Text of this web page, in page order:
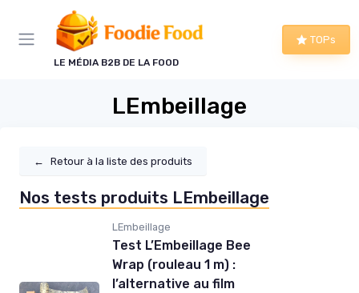
LE MÉDIA B2B DE LA FOOD
TOPs
LEmbeillage
← Retour à la liste des produits
Nos tests produits LEmbeillage
LEmbeillage
Test L’Embeillage Bee
Wrap (rouleau 1 m) :
l’alternative au film
Panneau de gestion des cookies